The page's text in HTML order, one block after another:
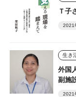
Ｔ子
2021
生き
外国
副施
2021